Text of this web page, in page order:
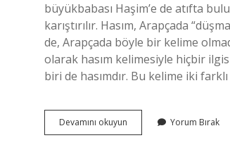
büyükbabası Haşim’e de atıfta
karıştırılır. Hasım, Arapçada
de, Arapçada böyle bir kelime
olarak hasım kelimesiyle hiçbir
biri de hasımdır. Bu kelime iki
Devamını okuyun
Hasım
Yorum Bırak